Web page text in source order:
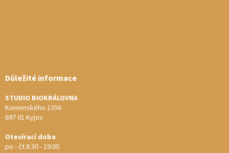
Důležité informace
STUDIO BIOKRÁLOVNA
Komenského 1356
697 01 Kyjov
Otevírací doba
po - čt 8:30 - 19:00